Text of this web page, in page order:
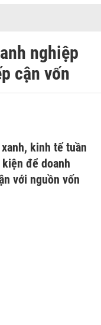
nghiệp
cận vốn
kinh tế tuần
để doanh
với nguồn vốn